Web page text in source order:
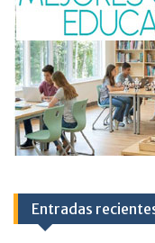
Entradas